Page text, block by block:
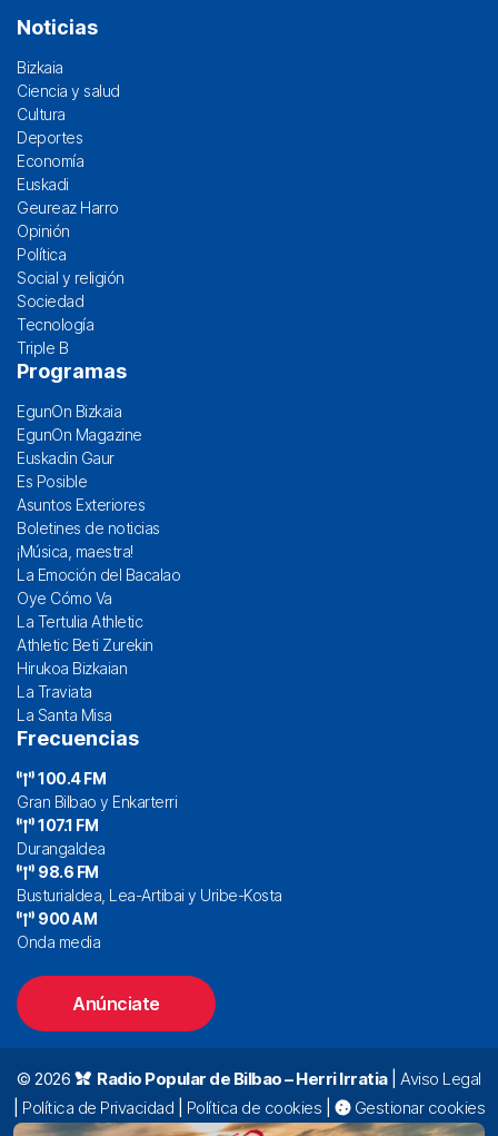
Noticias
Bizkaia
Ciencia y salud
Cultura
Deportes
Economía
Euskadi
Geureaz Harro
Opinión
Política
Social y religión
Sociedad
Tecnología
Triple B
Programas
EgunOn Bizkaia
EgunOn Magazine
Euskadin Gaur
Es Posible
Asuntos Exteriores
Boletines de noticias
¡Música, maestra!
La Emoción del Bacalao
Oye Cómo Va
La Tertulia Athletic
Athletic Beti Zurekin
Hirukoa Bizkaian
La Traviata
La Santa Misa
Frecuencias
100.4 FM
Gran Bilbao y Enkarterri
107.1 FM
Durangaldea
98.6 FM
Busturialdea, Lea-Artibai y Uribe-Kosta
900 AM
Onda media
Anúnciate
© 2026 Radio Popular de Bilbao – Herri Irratia| Aviso Legal
Política de Privacidad Política de cookies
Gestionar cookies